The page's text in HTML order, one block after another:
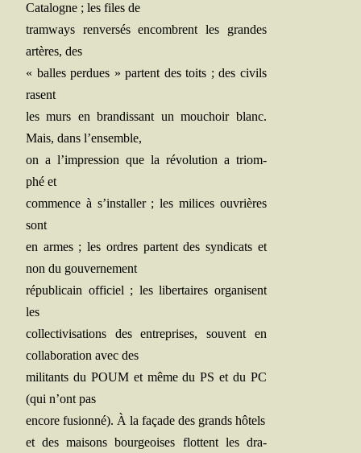
Cata­logne ; les files de
tram­ways ren­ver­sés encombrent les grandes
artères, des
« balles per­dues » partent des toits ; des civils
rasent
les murs en bran­dis­sant un mou­choir blanc.
Mais, dans l’ensemble,
on a l’impression que la révo­lu­tion a triom­
phé et
com­mence à s’installer ; les milices ouvrières
sont
en armes ; les ordres partent des syn­di­cats et
non du gouvernement
répu­bli­cain offi­ciel ; les liber­taires orga­nisent
les
col­lec­ti­vi­sa­tions des entre­prises, sou­vent en
col­la­bo­ra­tion avec des
mili­tants du POUM et même du PS et du PC
(qui n’ont pas
encore fusion­né). À la façade des grands hôtels
et des mai­sons bour­geoises flottent les dra­